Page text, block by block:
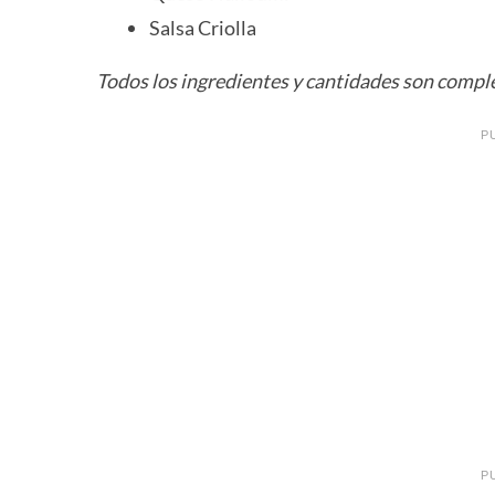
Salsa Criolla
Todos los ingredientes y cantidades son